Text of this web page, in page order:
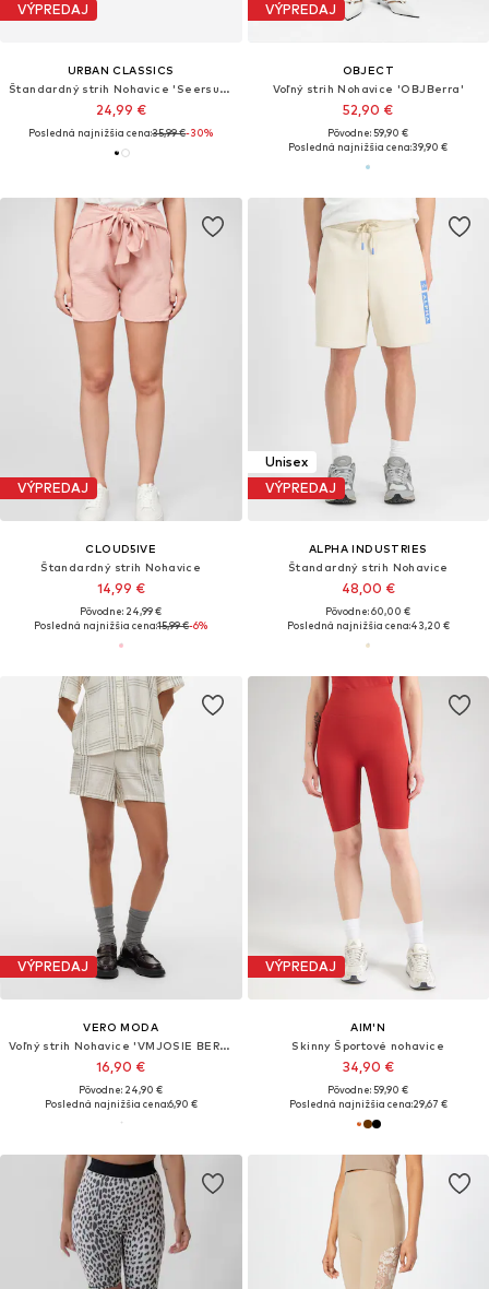
VÝPREDAJ
URBAN CLASSICS
Štandardný strih Nohavice 'Seersucker'
24,99 €
Posledná najnižšia cena:35,99 €-30%
VÝPREDAJ
OBJECT
Voľný strih Nohavice 'OBJBerra'
52,90 €
Pôvodne: 59,90 €
Posledná najnižšia cena:39,90 €
VÝPREDAJ
CLOUD5IVE
Štandardný strih Nohavice
14,99 €
Pôvodne: 24,99 €
Posledná najnižšia cena:15,99 €-6%
Unisex
VÝPREDAJ
ALPHA INDUSTRIES
Štandardný strih Nohavice
48,00 €
Pôvodne: 60,00 €
Posledná najnižšia cena:43,20 €
VÝPREDAJ
VERO MODA
Voľný strih Nohavice 'VMJOSIE BERTA'
16,90 €
Pôvodne: 24,90 €
Posledná najnižšia cena:6,90 €
VÝPREDAJ
AIM'N
Skinny Športové nohavice
34,90 €
Pôvodne: 59,90 €
Posledná najnižšia cena:29,67 €